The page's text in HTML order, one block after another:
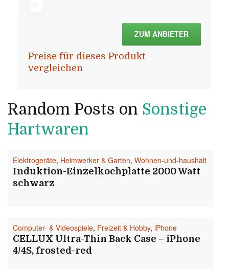
ZUM ANBIETER
Preise für dieses Produkt
vergleichen
Random Posts on Sonstige
Hartwaren
Elektrogeräte, Heimwerker & Garten, Wohnen-und-haushalt
Induktion-Einzelkochplatte 2000 Watt
schwarz
Computer- & Videospiele, Freizeit & Hobby, iPhone
CELLUX Ultra-Thin Back Case – iPhone
4/4S, frosted-red